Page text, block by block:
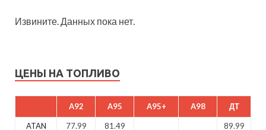
Извините. Данных пока нет.
ЦЕНЫ НА ТОПЛИВО
A92 A95 A95+ A98 ДТ
ATAN 77.99 81.49
89.99